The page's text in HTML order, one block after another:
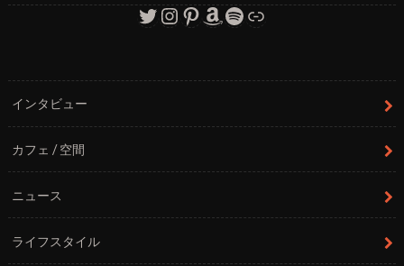
Twitter
Instagram
Pinterest
Amazon
Spotify
リンク
インタビュー
カフェ / 空間
ニュース
ライフスタイル